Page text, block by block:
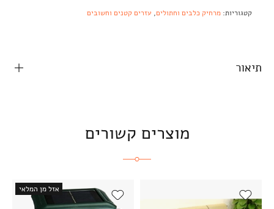
קטגוריות:מרחיק כלבים וחתולים, עזרים קטנים וחשובים
תיאור
מוצרים קשורים
אזל מן המלאי